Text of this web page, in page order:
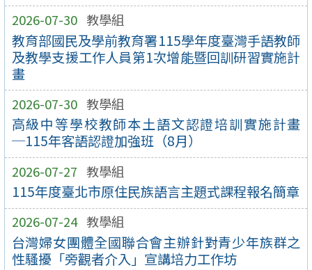
2026-07-30 教學組
教育部國民及學前教育署115學年度臺灣手語教師
及教學支援工作人員第1次增能暨回訓研習實施計
畫
2026-07-30 教學組
高級中等學校教師本土語文認證培訓實施計畫
─115年客語認證加強班（8月）
2026-07-27 教學組
115年度臺北市原住民族語言主題式課程報名簡章
2026-07-24 教學組
台灣婦女團體全國聯合會主辦針對青少年族群之
性騷擾「旁觀者介入」宣講培力工作坊